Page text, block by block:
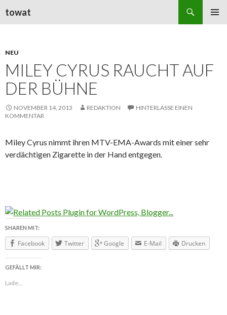
towat
NEU
MILEY CYRUS RAUCHT AUF
DER BÜHNE
NOVEMBER 14, 2013 REDAKTION
HINTERLASSE EINEN
KOMMENTAR
Miley Cyrus nimmt ihren MTV-EMA-Awards mit einer sehr
verdächtigen Zigarette in der Hand entgegen.
SHAREN MIT:
Facebook Twitter Google E-Mail Drucken
GEFÄLLT MIR:
Lade...